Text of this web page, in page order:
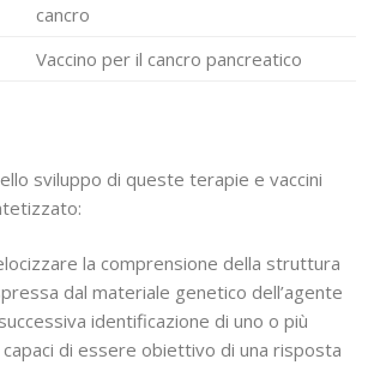
cancro
Vaccino per il cancro pancreatico
sviluppo di queste terapie e vaccini
la comprensione della struttura
dal materiale genetico dell’agente
identificazione di uno o più
di essere obiettivo di una risposta